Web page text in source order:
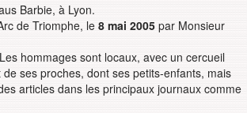
Barbie, à Lyon.
de Triomphe, le 8 mai 2005 par Monsieur
hommages sont locaux, avec un cercueil
ses proches, dont ses petits-enfants, mais
articles dans les principaux journaux comme